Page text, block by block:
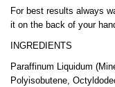
For best results always
it on the back of your
INGREDIENTS
Paraffinum Liquidum
Polyisobutene,